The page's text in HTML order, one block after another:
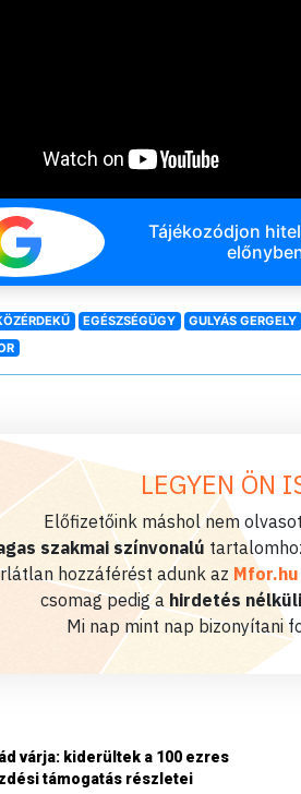
Tájékozódjon
EGÉSZSÉGÜGY GULYÁS GERGELY
LEGYEN ÖN
Előfizetőink máshol nem
szakmai színvonalú
hozzáférést adunk az Mfor.hu
csomag pedig a hirdetés nélküli
Mi nap mint nap bizonyítani
várja: kiderültek a 100 ezres
támogatás részletei